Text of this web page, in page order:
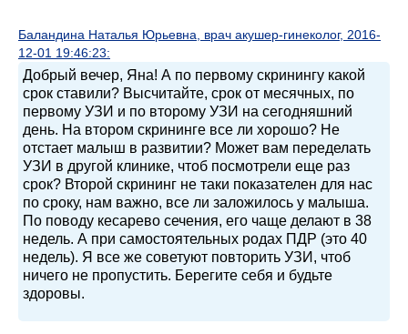
Баландина Наталья Юрьевна, врач акушер-гинеколог, 2016-
12-01 19:46:23:
Добрый вечер, Яна! А по первому скринингу какой
срок ставили? Высчитайте, срок от месячных, по
первому УЗИ и по второму УЗИ на сегодняшний
день. На втором скрининге все ли хорошо? Не
отстает малыш в развитии? Может вам переделать
УЗИ в другой клинике, чтоб посмотрели еще раз
срок? Второй скрининг не таки показателен для нас
по сроку, нам важно, все ли заложилось у малыша.
По поводу кесарево сечения, его чаще делают в 38
недель. А при самостоятельных родах ПДР (это 40
недель). Я все же советуют повторить УЗИ, чтоб
ничего не пропустить. Берегите себя и будьте
здоровы.